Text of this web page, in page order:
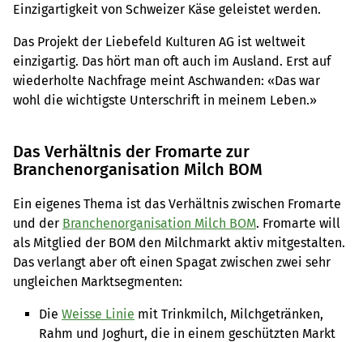
Einzigartigkeit von Schweizer Käse geleistet werden.
Das Projekt der Liebefeld Kulturen AG ist weltweit
einzigartig. Das hört man oft auch im Ausland. Erst auf
wiederholte Nachfrage meint Aschwanden: «Das war
wohl die wichtigste Unterschrift in meinem Leben.»
Das Verhältnis der Fromarte zur
Branchenorganisation Milch BOM
Ein eigenes Thema ist das Verhältnis zwischen Fromarte
und der Branchenorganisation Milch BOM. Fromarte will
als Mitglied der BOM den Milchmarkt aktiv mitgestalten.
Das verlangt aber oft einen Spagat zwischen zwei sehr
ungleichen Marktsegmenten:
Die Weisse Linie mit Trinkmilch, Milchgetränken,
Rahm und Joghurt, die in einem geschützten Markt